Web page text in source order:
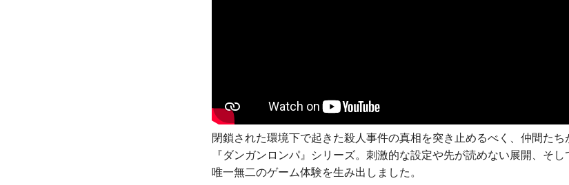
閉鎖された環境下で起きた殺人事件の真相を突き止めるべく、仲間たち
『ダンガンロンパ』シリーズ。刺激的な設定や先が読めない展開、そし
唯一無二のゲーム体験を生み出しました。